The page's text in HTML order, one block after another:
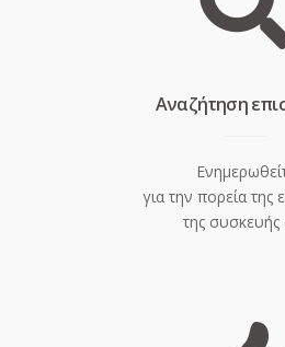
Aναζήτηση
για την πορεία της
της συσκευής